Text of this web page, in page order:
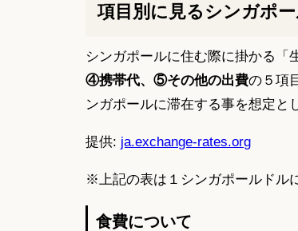
項目別に見るシンガポ
シンガポールに住む際に掛かる「
④携帯代、⑤その他の出費の５項
ンガポールに滞在する事を想定と
提供: ja.exchange-rates.org
※上記の表は１シンガポールドル
食費について